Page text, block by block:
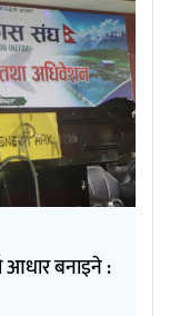
आधार बनाइने :